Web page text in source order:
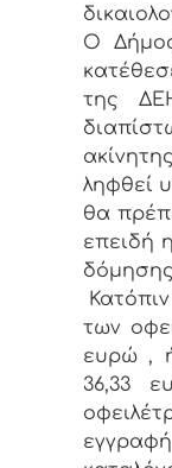
Ο
της
ληφθεί
θα
επειδή
των
ευρώ ,
36,33